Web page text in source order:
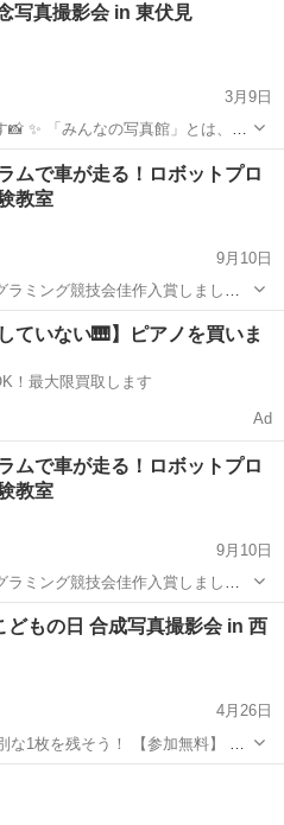
写真撮影会 in 東伏見
3月9日
とは、撮
に企業や団体、写真に関わる全て
プロジェクトの名称です。記念す
西村
ムで車が走る！ロボットプロ
教室
9月10日
ミング競技会佳作入賞しました
力だなんて思わない。 こうやっ
対象
ていない🎹】ピアノを買いま
！最大限買取します
Ad
ムで車が走る！ロボットプロ
教室
9月10日
ミング競技会佳作入賞しました
力だなんて思わない。 こうやっ
育児 対象
どもの日 合成写真撮影会 in 西
4月26日
1枚を残そう！ 【参加無料】 📸
西武柳沢🎏 ヤギサワベー